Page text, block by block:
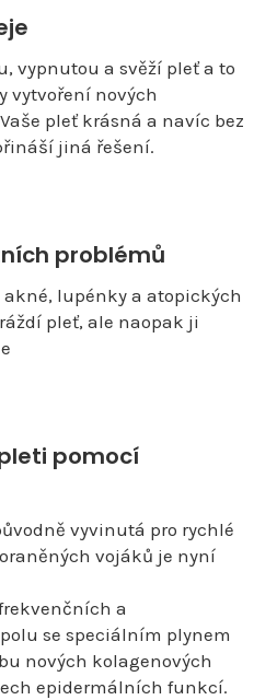
vypnutou a svěží pleť a to
vytvoření nových
pleť krásná a navíc bez
jiná řešení.
problémů
lupénky a atopických
pleť, ale naopak ji
pomocí
vyvinutá pro rychlé
vojáků je nyní
a
se speciálním plynem
nových kolagenových
epidermálních funkcí.